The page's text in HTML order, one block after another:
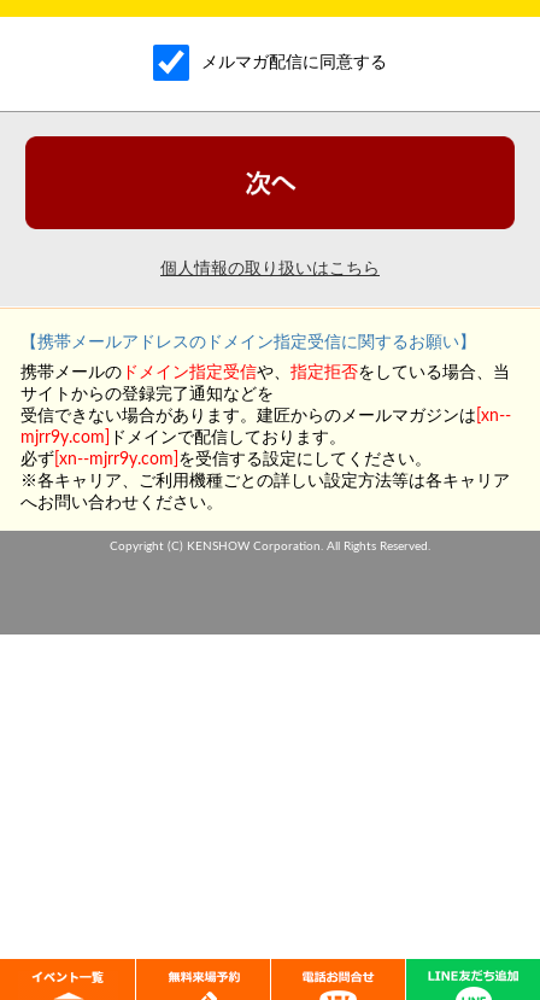
メルマガ配信に同意する
個人情報の取り扱いはこちら
【携帯メールアドレスのドメイン指定受信に関するお願い】
携帯メールのドメイン指定受信や、 指定拒否をしている場合、当
サイトからの登録完了通知などを
受信できない場合があります。建匠からのメールマガジンは xn--
mjrr9y.com
ドメインで配信しております。
必ず[xn--mjrr9y.com を受信する設定にしてください。
※各キャリア、ご利用機種ごとの詳しい設定方法等は各キャリア
へお問い合わせください。
Copyright (C) KENSHOW Corporation. All Rights Reserved.